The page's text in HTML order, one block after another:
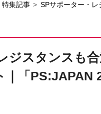
特集記事
SPサポーター・
ジスタンスも
｜「PS:JAPAN